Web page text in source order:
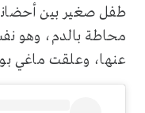
طفل صغير بين
محاطة بالدم، وهو
عنها، وعلقت ماغي